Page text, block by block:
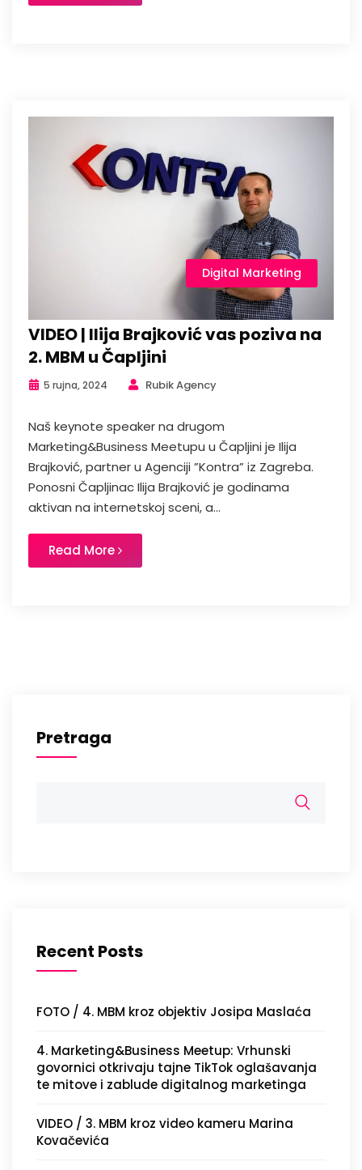
Digital Marketing
VIDEO | Ilija Brajković vas poziva na
2. MBM u Čapljini
5 rujna, 2024 Rubik Agency
Naš keynote speaker na drugom
Marketing&Business Meetupu u Čapljini je Ilija
Brajković, partner u Agenciji ”Kontra” iz Zagreba.
Ponosni Čapljinac Ilija Brajković je godinama
aktivan na internetskoj sceni, a...
Read More
Pretraga
Recent Posts
FOTO / 4. MBM kroz objektiv Josipa Maslaća
4. Marketing&Business Meetup: Vrhunski
govornici otkrivaju tajne TikTok oglašavanja
te mitove i zablude digitalnog marketinga
VIDEO / 3. MBM kroz video kameru Marina
Kovačevića